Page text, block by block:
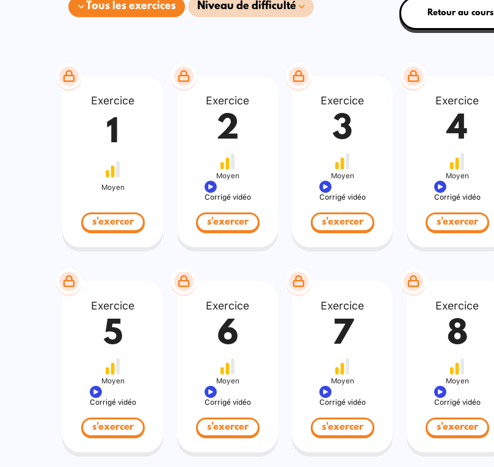
Tous les exercices Niveau de difficulté
Retour au cours
Exercice
1
Moyen
s'exercer
Exercice
2
Moyen
Corrigé vidéo
s'exercer
Exercice
3
Moyen
Corrigé vidéo
s'exercer
Exercice
4
Moyen
Corrigé vidéo
s'exercer
Exercice
5
Moyen
Corrigé vidéo
s'exercer
Exercice
6
Moyen
Corrigé vidéo
s'exercer
Exercice
7
Moyen
Corrigé vidéo
s'exercer
Exercice
8
Moyen
Corrigé vidéo
s'exercer